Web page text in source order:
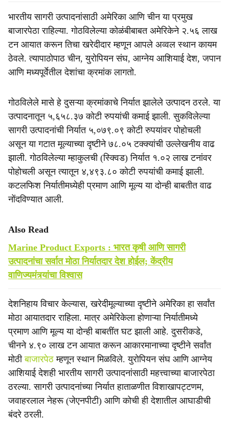
भारतीय सागरी उत्पादनांसाठी अमेरिका आणि चीन या प्रमुख
बाजारपेठा राहिल्या. गोठविलेल्या कोळंबीबाबत अमेरिकेने २.५६ लाख
टन आयात करून तिचा खरेदीदार म्हणून आपले अव्वल स्थान कायम
ठेवले. त्यापाठोपाठ चीन, युरोपियन संघ, आग्नेय आशियाई देश, जपान
आणि मध्यपूर्वेतील देशांचा क्रमांक लागतो.
गोठविलेले मासे हे दुसऱ्या क्रमांकाचे निर्यात झालेले उत्पादन ठरले. या
उत्पादनातून ५,६५८.३७ कोटी रुपयांची कमाई झाली. सुकविलेल्या
सागरी उत्पादनांची निर्यात ५,०७९.०९ कोटी रुपयांवर पोहोचली
असून या गटात मूल्याच्या दृष्टीने ७८.०५ टक्क्यांची उल्लेखनीय वाढ
झाली. गोठविलेल्या म्हाकुलची (स्क्विड) निर्यात १.०२ लाख टनांवर
पोहोचली असून त्यातून ४,४९३.८० कोटी रुपयांची कमाई झाली.
कटलफिश निर्यातीमध्येही प्रमाण आणि मूल्य या दोन्ही बाबतीत वाढ
नोंदविण्यात आली.
Also Read
Marine Product Exports : भारत कृषी आणि सागरी
उत्पादनांचा सर्वात मोठा निर्यातदार देश होईल; केंद्रीय
वाणिज्यमंत्र्यांचा विश्वास
देशनिहाय विचार केल्यास, खरेदीमूल्याच्या दृष्टीने अमेरिका हा सर्वांत
मोठा आयातदार राहिला. मात्र अमेरिकेला होणाऱ्या निर्यातीमध्ये
प्रमाण आणि मूल्य या दोन्ही बाबतींत घट झाली आहे. दुसरीकडे,
चीनने ४.९० लाख टन आयात करून आकारमानाच्या दृष्टीने सर्वांत
मोठीबाजारपेठ म्हणून स्थान मिळविले. युरोपियन संघ आणि आग्नेय
आशियाई देशही भारतीय सागरी उत्पादनांसाठी महत्त्वाच्या बाजारपेठा
ठरल्या. सागरी उत्पादनांच्या निर्यात हाताळणीत विशाखापट्टणम,
जवाहरलाल नेहरू (जेएनपीटी) आणि कोची ही देशातील आघाडीची
बंदरे ठरली.